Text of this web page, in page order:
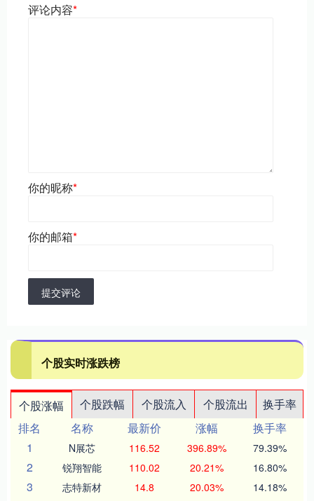
评论内容*
你的昵称*
你的邮箱*
提交评论
个股实时涨跌榜
个股涨幅 个股跌幅 个股流入 个股流出
换手率
排名
名称 最新价 涨幅
换手率
1
N展芯 116.52 396.89% 79.39%
2 锐翔智能 110.02 20.21% 16.80%
3 志特新材 14.8 20.03% 14.18%